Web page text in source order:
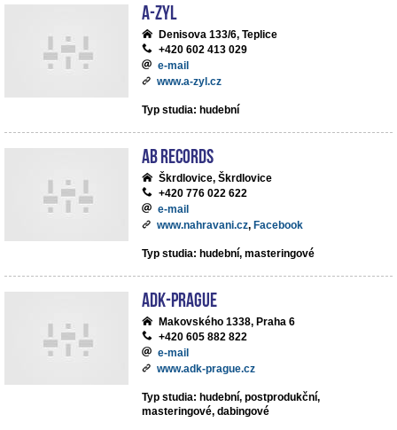
A-ZYL
Denisova 133/6, Teplice
+420 602 413 029
e-mail
www.a-zyl.cz
Typ studia: hudební
AB records
Škrdlovice, Škrdlovice
+420 776 022 622
e-mail
www.nahravani.cz, Facebook
Typ studia: hudební, masteringové
ADK-Prague
Makovského 1338, Praha 6
+420 605 882 822
e-mail
www.adk-prague.cz
Typ studia: hudební, postprodukční,
masteringové, dabingové